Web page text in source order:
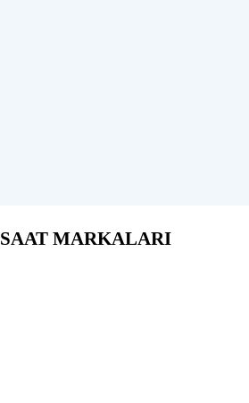
SAAT MARKALARI